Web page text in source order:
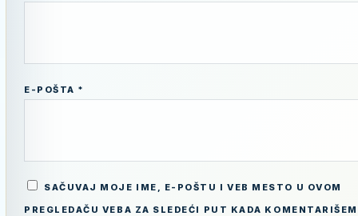
E-POŠTA *
SAČUVAJ MOJE IME, E-POŠTU I VEB MESTO U OVOM
PREGLEDAČU VEBA ZA SLEDEĆI PUT KADA